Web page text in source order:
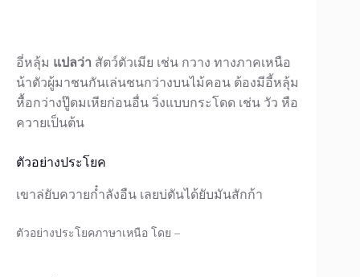
อี่หลุ้ม แปลว่า สัตว์ตัวเมีย เช่น กวาง ทางภาคเหนือ
น้าตัวผู้มาชนกันเล่นชนกว่างบนไม้คอน ต้องมีอี้หลุ้ม
หื้อกว่างปู๊ดมเหียก่อนอื่น วิ่งแบบกระโดด เช่น วัว หือ
ควายเป็นต้น
ตัวอย่างประโยค
เขาล่ยับควายก๋ำลังอืน เลยบ่ตันได้ยับมันสักก้า
ตัวอย่างประโยคภาษาเหนือ โดย –